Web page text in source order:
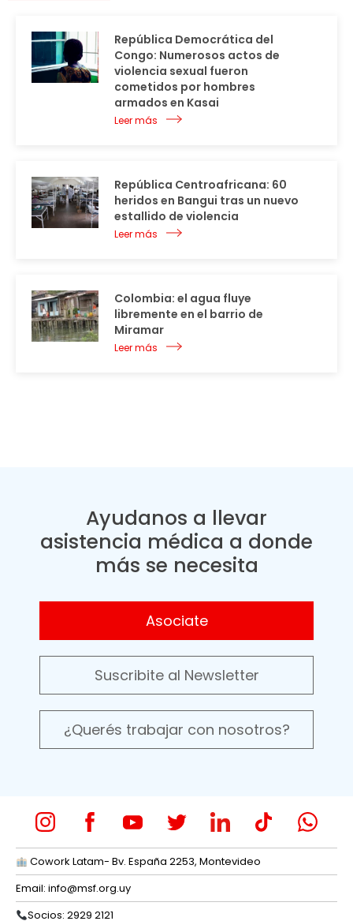
República Democrática del
Congo: Numerosos actos de
violencia sexual fueron
cometidos por hombres
armados en Kasai
Leer más
República Centroafricana: 60
heridos en Bangui tras un nuevo
estallido de violencia
Leer más
Colombia: el agua fluye
libremente en el barrio de
Miramar
Leer más
Ayudanos a llevar
asistencia médica a donde
más se necesita
Asociate
Suscribite al Newsletter
¿Querés trabajar con nosotros?
Cowork Latam- Bv. España 2253, Montevideo
Email: info@msf.org.uy
Socios: 2929 2121